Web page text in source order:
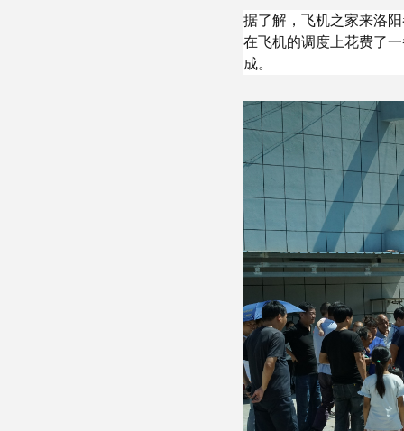
据了解，飞机之家来洛
在飞机的调度上花费了
成。